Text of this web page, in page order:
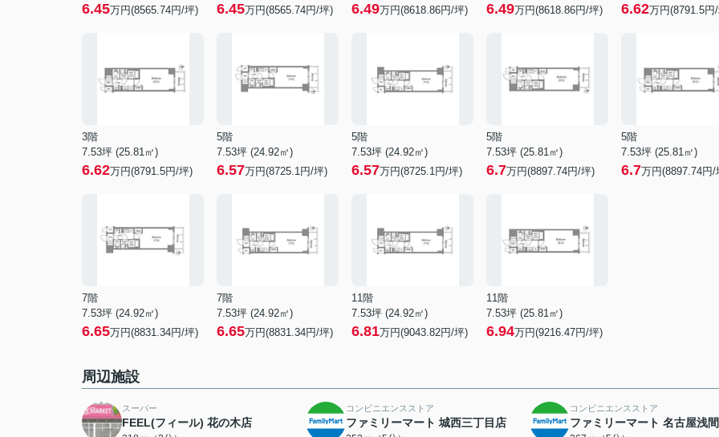
6.45万円(8565.74円/坪) 6.45万円(8565.74円/坪) 6.49万円(8618.86円/坪) 6.49万円(8618.86円/坪) 6.62万円(8791.5円
3階
7.53坪 (25.81㎡)
6.62万円(8791.5円/坪)
5階
7.53坪 (24.92㎡)
6.57万円(8725.1円/坪)
5階
7.53坪 (24.92㎡)
6.57万円(8725.1円/坪)
5階
7.53坪 (25.81㎡)
6.7万円(8897.74円/坪)
5階
7.53坪 (25.81㎡)
6.7万円(8897.74円/
7階
7.53坪 (24.92㎡)
6.65万円(8831.34円/坪)
7階
7.53坪 (24.92㎡)
6.65万円(8831.34円/坪)
11階
7.53坪 (24.92㎡)
6.81万円(9043.82円/坪)
11階
7.53坪 (25.81㎡)
6.94万円(9216.47円/坪)
周辺施設
スーパー
FEEL(フィール) 花の木店
コンビニエンスストア
ファミリーマート 城西三丁目店
コンビニエンスストア
ファミリーマート 名古屋浅